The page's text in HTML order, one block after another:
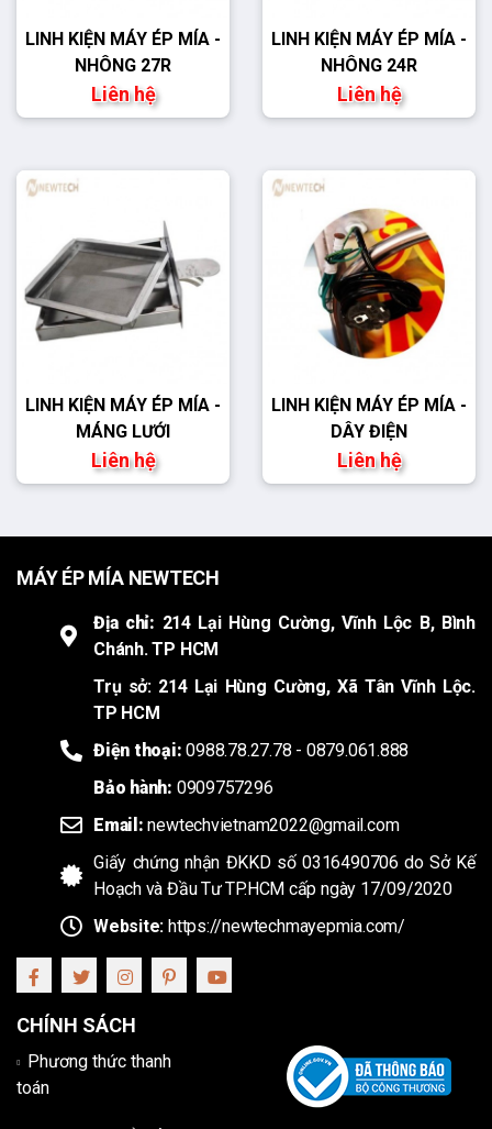
LINH KIỆN MÁY ÉP MÍA -
NHÔNG 27R
Liên hệ
LINH KIỆN MÁY ÉP MÍA -
NHÔNG 24R
Liên hệ
LINH KIỆN MÁY ÉP MÍA -
MÁNG LƯỚI
Liên hệ
LINH KIỆN MÁY ÉP MÍA -
DÂY ĐIỆN
Liên hệ
MÁY ÉP MÍA NEWTECH
Địa chỉ: 214 Lại Hùng Cường, Vĩnh Lộc B, Bình
Chánh. TP HCM
Trụ sở: 214 Lại Hùng Cường, Xã Tân Vĩnh Lộc.
TP HCM
Điện thoại:0988.78.27.78 - 0879.061.888
Bảo hành: 0909757296
Email:newtechvietnam2022@gmail.com
Giấy chứng nhận ĐKKD số 0316490706 do Sở Kế
Hoạch và Đầu Tư TP.HCM cấp ngày 17/09/2020
Website: https://newtechmayepmia.com/
CHÍNH SÁCH
Phương thức thanh
toán